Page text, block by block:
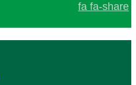
fa fa-share